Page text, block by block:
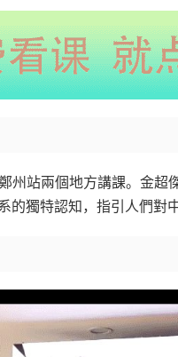
州站兩個地方講課。金超
獨特認知，指引人們對